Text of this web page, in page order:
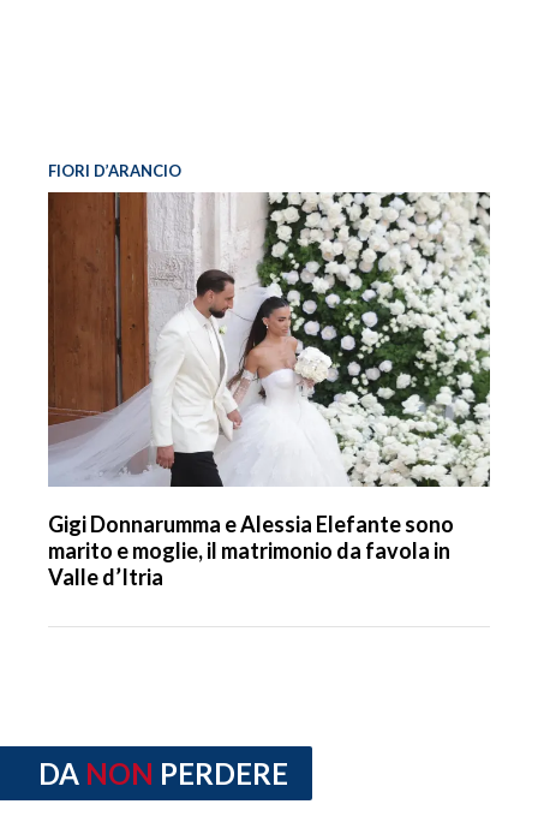
FIORI D’ARANCIO
Gigi Donnarumma e Alessia Elefante sono
marito e moglie, il matrimonio da favola in
Valle d’Itria
DA NON PERDERE